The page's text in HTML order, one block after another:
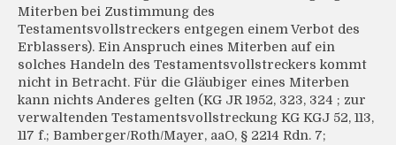
Miterben bei Zustimmung des
Testamentsvollstreckers entgegen einem Verbot des
Erblassers). Ein Anspruch eines Miterben auf ein
solches Handeln des Testamentsvollstreckers kommt
nicht in Betracht. Für die Gläubiger eines Miterben
kann nichts Anderes gelten (KG JR 1952, 323, 324 ; zur
verwaltenden Testamentsvollstreckung KG KGJ 52, 113,
117 f.; Bamberger/Roth/Mayer, aaO, § 2214 Rdn. 7;